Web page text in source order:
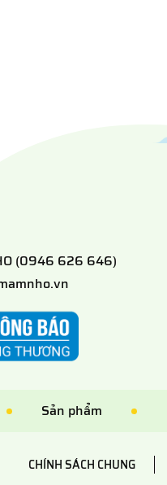
(0946 626 646)
Sản phẩm
CHÍNH SÁCH CHUNG